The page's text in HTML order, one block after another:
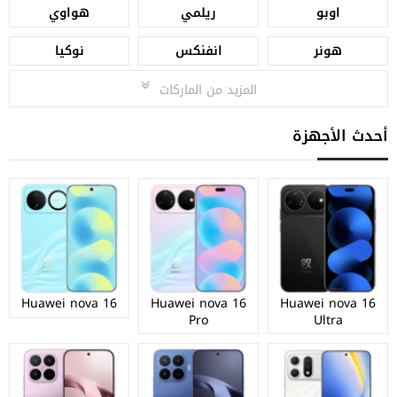
اوبو
ريلمي
هواوي
هونر
انفنكس
نوكيا
المزيد من الماركات
أحدث الأجهزة
Huawei nova 16
Ultra
Huawei nova 16
Pro
Huawei nova 16